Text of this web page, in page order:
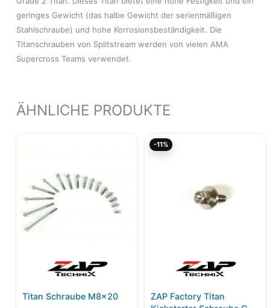
geringes Gewicht (das halbe Gewicht der serienmäßigen
Stahlschraube) und hohe Korrosionsbeständigkeit. Die
Titanschrauben von Splitstream werden von vielen AMA
Supercross Teams verwendet.
ÄHNLICHE PRODUKTE
Titan Schraube M8x20
-11%
ZAP Factory Titan